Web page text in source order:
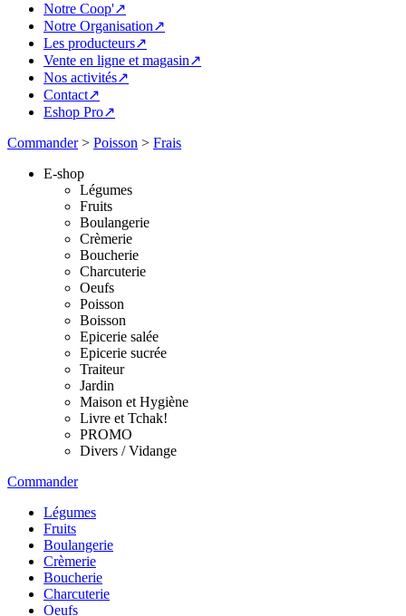
Notre Coop'↗
Notre Organisation↗
Les producteurs↗
Vente en ligne et magasin↗
Nos activités↗
Contact↗
Eshop Pro↗
Commander> Poisson > Frais
E-shop
Légumes
Fruits
Boulangerie
Crèmerie
Boucherie
Charcuterie
Oeufs
Poisson
Boisson
Epicerie salée
Epicerie sucrée
Traiteur
Jardin
Maison et Hygiène
Livre et Tchak!
PROMO
Divers / Vidange
Commander
Légumes
Fruits
Boulangerie
Crèmerie
Boucherie
Charcuterie
Oeufs